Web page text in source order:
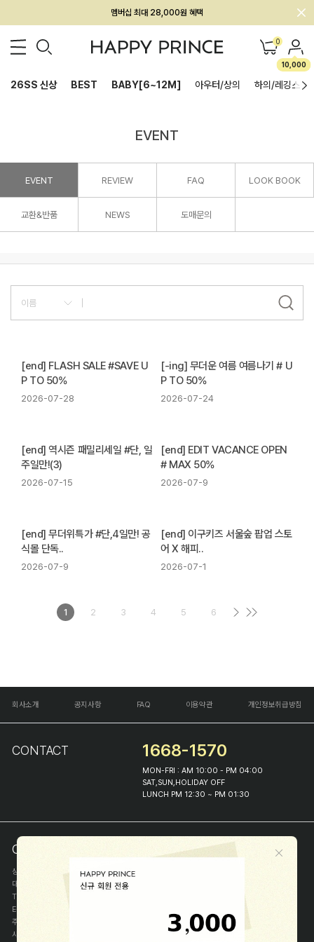
멤버십 최대 28,000원 혜택
회원전용 아울렛, 가입하면 ~60% 할인! 0
10,000
26SS 신상 BEST BABY[6~12M] 아우터/상의 하의/레깅스
EVENT
EVENT REVIEW FAQ LOOK BOOK
교환&반품 NEWS 도매문의
[end] FLASH SALE #SAVE U
P TO 50%
2026-07-28
[-ing] 무더운 여름 여름나기 # U
P TO 50%
2026-07-24
[end] 역시즌 패밀리세일 #단, 일
주일만!(3)
2026-07-15
[end] EDIT VACANCE OPEN
# MAX 50%
2026-07-9
[end] 무더위특가 #단,4일만! 공
식몰 단독..
2026-07-9
[end] 이구키즈 서울숲 팝업 스토
어 X 해피..
2026-07-1
1 2 3 4 5 6
회사소개 공지사항 FAQ 이용약관 개인정보취급방침
CONTACT 1668-1570
MON-FRI : AM 10:00 - PM 04:00
SAT,SUN,HOLIDAY OFF
LUNCH PM 12:30 ~ PM 01:30
COMPANY INFO
상호
(주)해피프린스
대표
이화진
TEL
E-MAIL
주소
사업자등록번호